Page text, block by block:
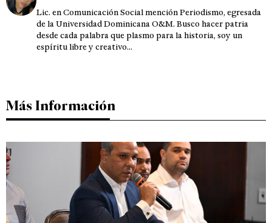
Lic. en Comunicación Social mención Periodismo, egresada
de la Universidad Dominicana O&M. Busco hacer patria
desde cada palabra que plasmo para la historia, soy un
espíritu libre y creativo...
Más Información